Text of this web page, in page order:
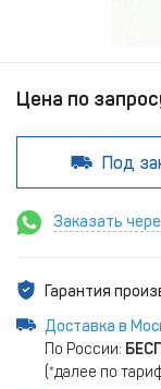
Цена по
Под
Заказать
Гарантия
Доставка в
По России:
(*далее по